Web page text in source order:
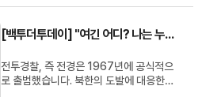
우도 있죠. 기숙사엔 들어가기 어렵고 '원
드는데요, 상대적으로 ...
[백투더투데이] "여긴 어디? 나는 누구?" 1991년 대구의 전경
전투경찰, 즉 전경은 1967년에 공식적으
로 출범했습니다. 북한의 도발에 대응한다